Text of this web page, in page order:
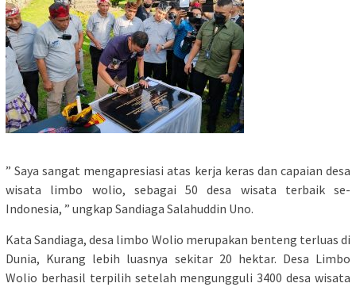
” Saya sangat mengapresiasi atas kerja keras dan capaian desa
wisata limbo wolio, sebagai 50 desa wisata terbaik se-
Indonesia, ” ungkap Sandiaga Salahuddin Uno.
Kata Sandiaga, desa limbo Wolio merupakan benteng terluas di
Dunia, Kurang lebih luasnya sekitar 20 hektar. Desa Limbo
Wolio berhasil terpilih setelah mengungguli 3400 desa wisata